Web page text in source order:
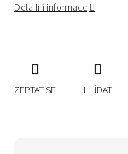
Detailní informace
ZEPTAT SE HLÍDAT